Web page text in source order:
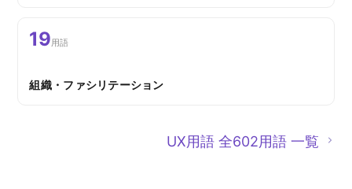
19用語
組織・ファシリテーション
UX用語 全602用語 一覧